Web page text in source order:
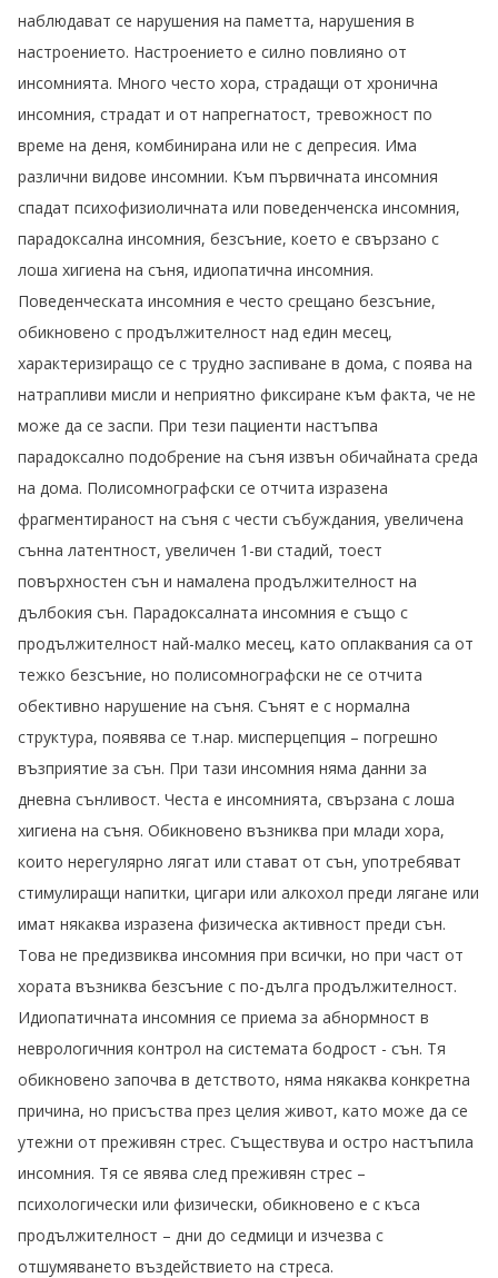
наблюдават се нарушения на паметта, нарушения в
настроението. Настроението е силно повлияно от
инсомнията. Много често хора, страдащи от хронична
инсомния, страдат и от напрегнатост, тревожност по
време на деня, комбинирана или не с депресия. Има
различни видове инсомнии. Към първичната инсомния
спадат психофизиоличната или поведенченска инсомния,
парадоксална инсомния, безсъние, което е свързано с
лоша хигиена на съня, идиопатична инсомния.
Поведенческата инсомния е често срещано безсъние,
обикновено с продължителност над един месец,
характеризиращо се с трудно заспиване в дома, с поява на
натрапливи мисли и неприятно фиксиране към факта, че не
може да се заспи. При тези пациенти настъпва
парадоксално подобрение на съня извън обичайната среда
на дома. Полисомнографски се отчита изразена
фрагментираност на съня с чести събуждания, увеличена
сънна латентност, увеличен 1-ви стадий, тоест
повърхностен сън и намалена продължителност на
дълбокия сън. Парадоксалната инсомния е също с
продължителност най-малко месец, като оплаквания са от
тежко безсъние, но полисомнографски не се отчита
обективно нарушение на съня. Сънят е с нормална
структура, появява се т.нар. мисперцепция – погрешно
възприятие за сън. При тази инсомния няма данни за
дневна сънливост. Честа е инсомнията, свързана с лоша
хигиена на съня. Обикновено възниква при млади хора,
които нерегулярно лягат или стават от сън, употребяват
стимулиращи напитки, цигари или алкохол преди лягане или
имат някаква изразена физическа активност преди сън.
Това не предизвиква инсомния при всички, но при част от
хората възниква безсъние с по-дълга продължителност.
Идиопатичната инсомния се приема за абнормност в
неврологичния контрол на системата бодрост - сън. Тя
обикновено започва в детството, няма някаква конкретна
причина, но присъства през целия живот, като може да се
утежни от преживян стрес. Съществува и остро настъпила
инсомния. Тя се явява след преживян стрес –
психологически или физически, обикновено е с къса
продължителност – дни до седмици и изчезва с
отшумяването въздействието на стреса.